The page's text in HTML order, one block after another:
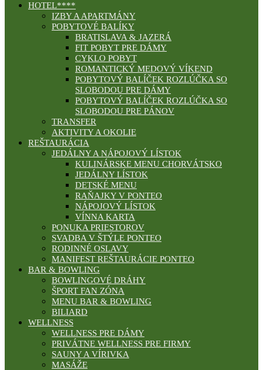
HOTEL****
IZBY A APARTMÁNY
POBYTOVÉ BALÍKY
BRATISLAVA & JAZERÁ
FIT POBYT PRE DÁMY
CYKLO POBYT
ROMANTICKÝ MEDOVÝ VÍKEND
POBYTOVÝ BALÍČEK ROZLÚČKA SO
SLOBODOU PRE DÁMY
POBYTOVÝ BALÍČEK ROZLÚČKA SO
SLOBODOU PRE PÁNOV
TRANSFER
AKTIVITY A OKOLIE
REŠTAURÁCIA
JEDÁLNY A NÁPOJOVÝ LÍSTOK
KULINÁRSKE MENU CHORVÁTSKO
JEDÁLNY LÍSTOK
DETSKÉ MENU
RAŇAJKY V PONTEO
NÁPOJOVÝ LÍSTOK
VÍNNA KARTA
PONUKA PRIESTOROV
SVADBA V ŠTÝLE PONTEO
RODINNÉ OSLAVY
MANIFEST REŠTAURÁCIE PONTEO
BAR & BOWLING
BOWLINGOVÉ DRÁHY
ŠPORT FAN ZÓNA
MENU BAR & BOWLING
BILIARD
WELLNESS
WELLNESS PRE DÁMY
PRIVÁTNE WELLNESS PRE FIRMY
SAUNY A VÍRIVKA
MASÁŽE